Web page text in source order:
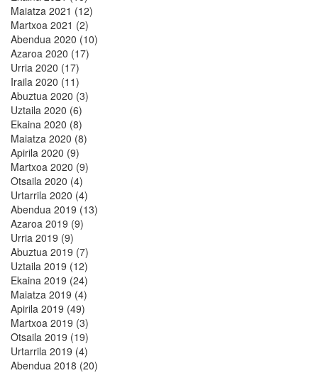
Maiatza 2021 (12)
Martxoa 2021 (2)
Abendua 2020 (10)
Azaroa 2020 (17)
Urria 2020 (17)
Iraila 2020 (11)
Abuztua 2020 (3)
Uztaila 2020 (6)
Ekaina 2020 (8)
Maiatza 2020 (8)
Apirila 2020 (9)
Martxoa 2020 (9)
Otsaila 2020 (4)
Urtarrila 2020 (4)
Abendua 2019 (13)
Azaroa 2019 (9)
Urria 2019 (9)
Abuztua 2019 (7)
Uztaila 2019 (12)
Ekaina 2019 (24)
Maiatza 2019 (4)
Apirila 2019 (49)
Martxoa 2019 (3)
Otsaila 2019 (19)
Urtarrila 2019 (4)
Abendua 2018 (20)